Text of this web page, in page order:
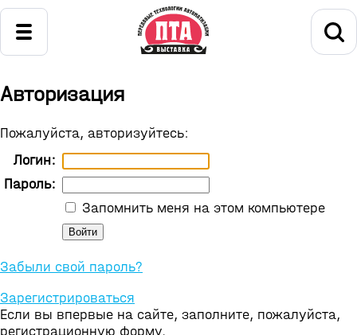
Авторизация
Пожалуйста, авторизуйтесь:
Логин:
Пароль:
Запомнить меня на этом компьютере
Забыли свой пароль?
Зарегистрироваться
Если вы впервые на сайте, заполните, пожалуйста,
регистрационную форму.